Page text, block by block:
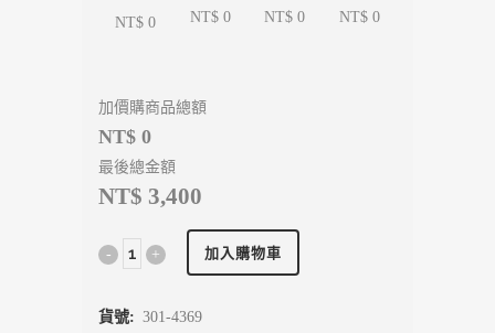
NT$ 0 NT$ 0 NT$ 0 NT$ 0
加價購商品總額
NT$ 0
最後總金額
NT$ 3,400
加入購物車
貨號: 301-4369